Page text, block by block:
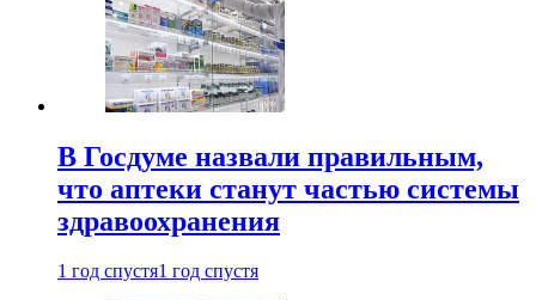
В Госдуме назвали правильным,
что аптеки станут частью системы
здравоохранения
1 год спустя1 год спустя